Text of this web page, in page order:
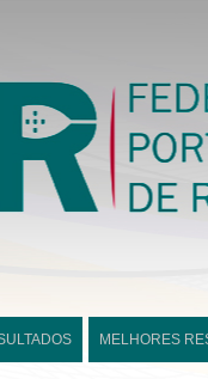
MELHORES